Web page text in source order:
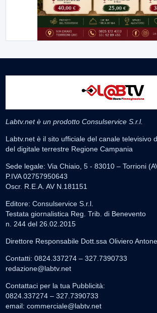
Labtv.net è un prodotto Consulservice S.r.l.
Labtv.net è il sito ufficiale del canale televisivo
del digitale terrestre Regione Campania
Sede legale: Via Chiaio, 5 - 83010 – Torrioni
P.IVA 02757950643
Oscr. R.E.A. AV N.181151
Editore: Consulservice S.r.l.
Testata giornalistica Reg. Trib. di Benevento
n. 244 del 26.02.2015
Direttore Responsabile Dott.ssa Oliviero
Contatti: 0824.337274 – 327.7390733
redazione@labtv.net
Contattaci per la tua Pubblicità:
0824.337274 – 327.7390733
email: commerciale@labtv.net